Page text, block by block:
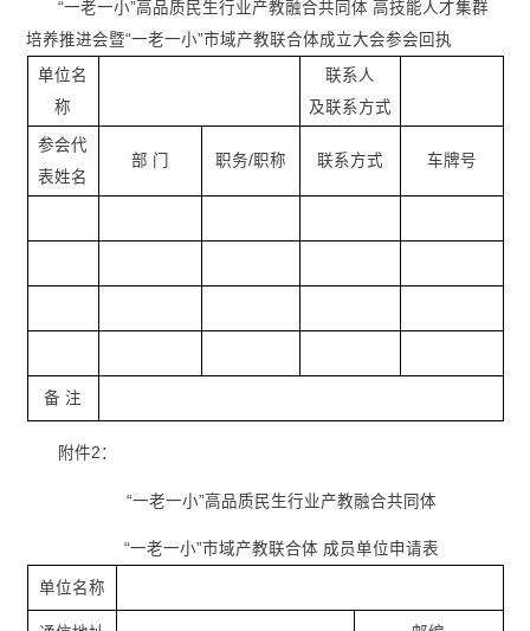
“一老一小”高品质民生行业产教融合共同体 高技能人才集群
培养推进会暨“一老一小”市域产教联合体成立大会参会回执
单位名
称
联系人
及联系方式
参会代
表姓名
部 门 职务/职称 联系方式 车牌号
备 注
附件2：
“一老一小”高品质民生行业产教融合共同体
“一老一小”市域产教联合体 成员单位申请表
单位名称